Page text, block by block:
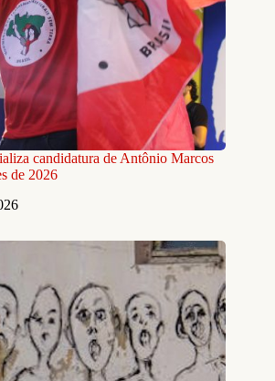
candidatura de Antônio Marcos
de 2026